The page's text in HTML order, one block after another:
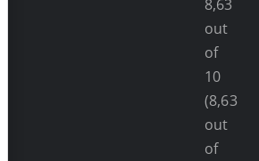
(8,63
out
of